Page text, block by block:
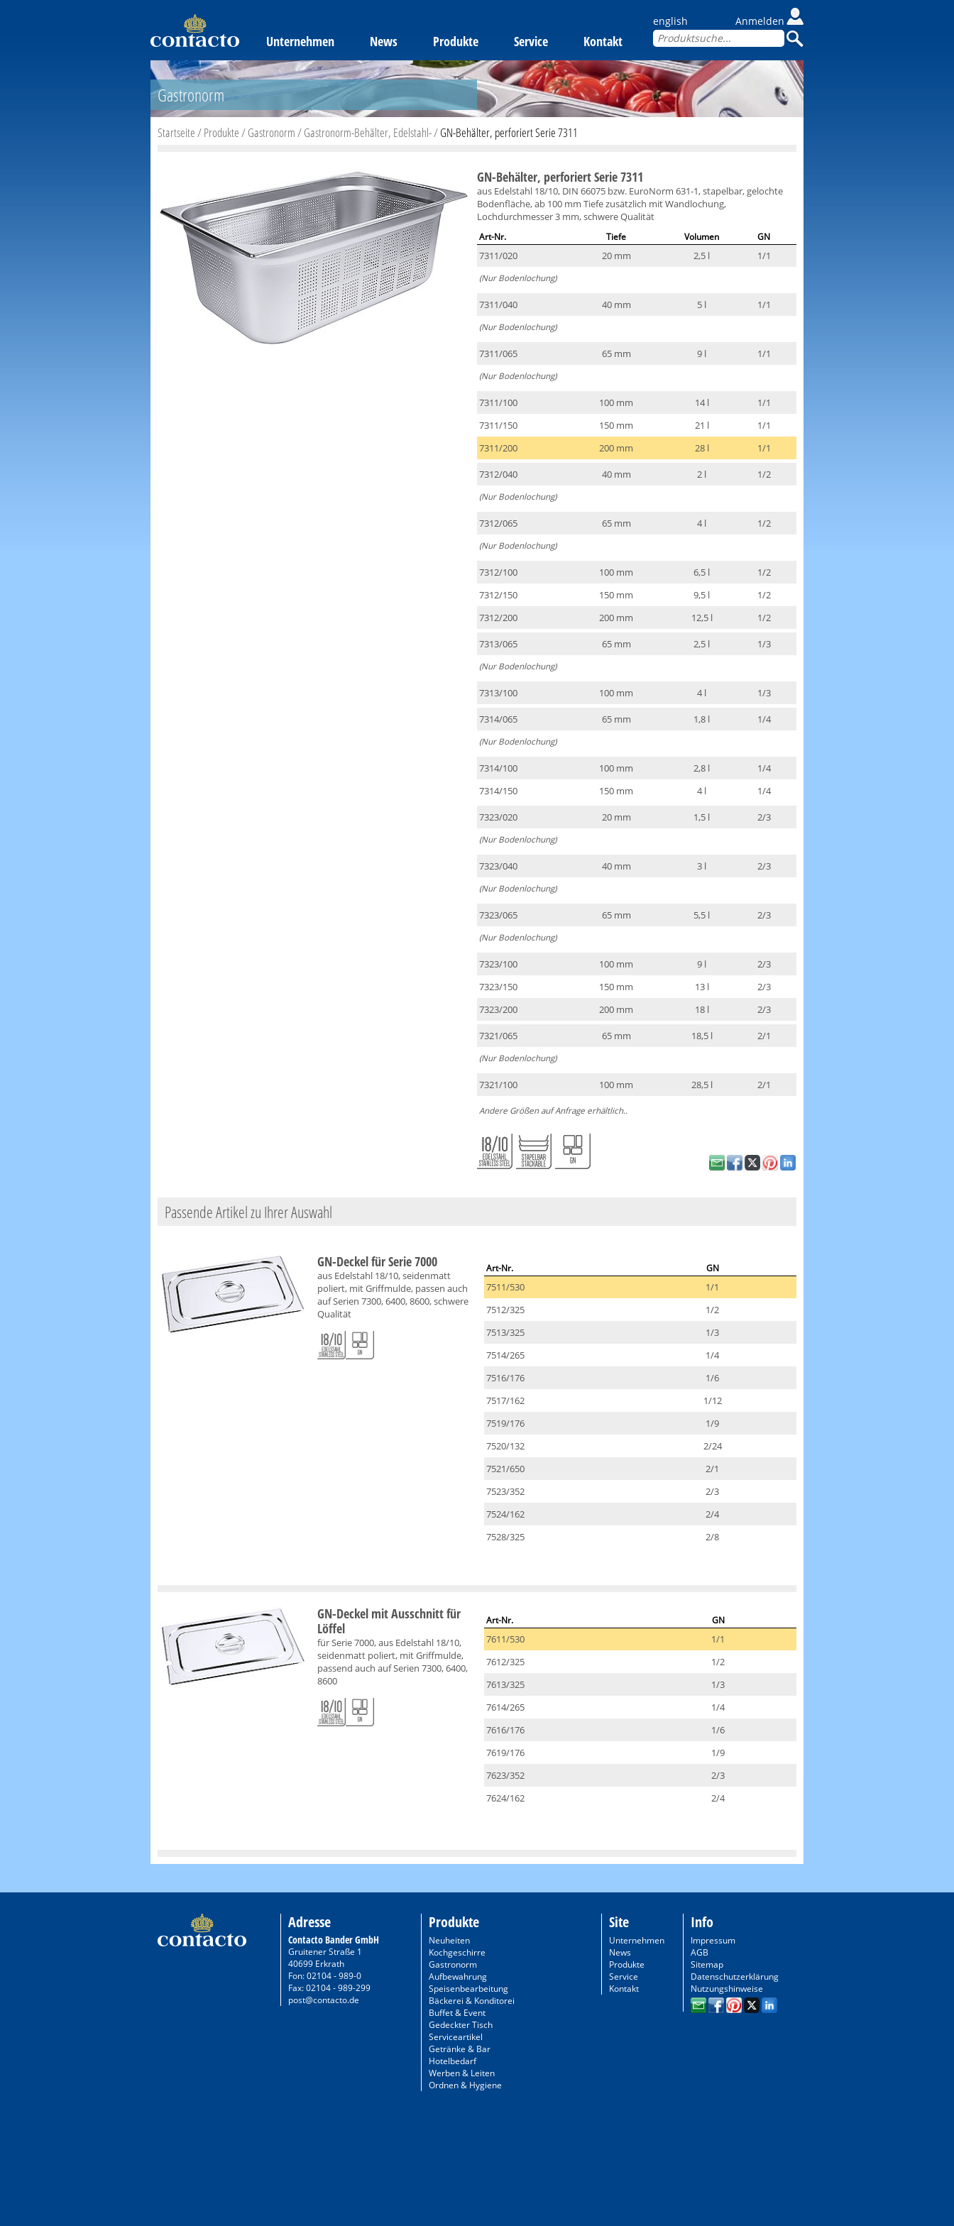
Unternehmen News Produkte Service Kontakt
english Anmelden
Gastronorm
Startseite/Produkte/Gastronorm/Gastronorm-Behälter, Edelstahl-/GN-Behälter, perforiert Serie 7311
GN-Behälter, perforiert Serie 7311
aus Edelstahl 18/10, DIN 66075 bzw. EuroNorm 631-1, stapelbar, gelochte
Bodenfläche, ab 100 mm Tiefe zusätzlich mit Wandlochung,
Lochdurchmesser 3 mm, schwere Qualität
Art-Nr. Tiefe Volumen GN
7311/020 20 mm 2,5 l 1/1
(Nur Bodenlochung)
7311/040 40 mm 5 l 1/1
(Nur Bodenlochung)
7311/065 65 mm 9 l 1/1
(Nur Bodenlochung)
7311/100 100 mm 14 l
1/1
7311/150
150 mm 21 l
1/1
7311/200
200 mm 28 l 1/1
7312/040 40 mm 2 l 1/2
(Nur Bodenlochung)
7312/065 65 mm 4 l 1/2
(Nur Bodenlochung)
7312/100 100 mm 6,5 l
1/2
7312/150
150 mm 9,5 l
1/2
7312/200
200 mm 12,5 l 1/2
7313/065 65 mm 2,5 l 1/3
(Nur Bodenlochung)
7313/100 100 mm 4 l 1/3
7314/065 65 mm 1,8 l 1/4
(Nur Bodenlochung)
7314/100 100 mm 2,8 l
1/4
7314/150
150 mm 4 l 1/4
7323/020 20 mm 1,5 l 2/3
(Nur Bodenlochung)
7323/040 40 mm 3 l 2/3
(Nur Bodenlochung)
7323/065 65 mm 5,5 l 2/3
(Nur Bodenlochung)
7323/100 100 mm 9 l
2/3
7323/150
150 mm 13 l
2/3
7323/200
200 mm 18 l 2/3
7321/065 65 mm 18,5 l 2/1
(Nur Bodenlochung)
7321/100 100 mm 28,5 l 2/1
Andere Größen auf Anfrage erhältlich..
Passende Artikel zu Ihrer Auswahl
GN-Deckel für Serie 7000
aus Edelstahl 18/10, seidenmatt
poliert, mit Griffmulde, passen auch
auf Serien 7300, 6400, 8600, schwere
Qualität
Art-Nr. GN
7511/530
1/1
7512/325
1/2
7513/325
1/3
7514/265
1/4
7516/176
1/6
7517/162
1/12
7519/176
1/9
7520/132
2/24
7521/650
2/1
7523/352
2/3
7524/162
2/4
7528/325
2/8
GN-Deckel mit Ausschnitt für
Löffel
für Serie 7000, aus Edelstahl 18/10,
seidenmatt poliert, mit Griffmulde,
passend auch auf Serien 7300, 6400,
8600
Art-Nr. GN
7611/530
1/1
7612/325
1/2
7613/325
1/3
7614/265
1/4
7616/176
1/6
7619/176
1/9
7623/352
2/3
7624/162
2/4
Adresse
Contacto Bander GmbH
Gruitener Straße 1
40699 Erkrath
Fon: 02104 - 989-0
Fax: 02104 - 989-299
post@contacto.de
Produkte
Neuheiten
Kochgeschirre
Gastronorm
Aufbewahrung
Speisenbearbeitung
Bäckerei & Konditorei
Buffet & Event
Gedeckter Tisch
Serviceartikel
Getränke & Bar
Hotelbedarf
Werben & Leiten
Ordnen & Hygiene
Site
Unternehmen
News
Produkte
Service
Kontakt
Info
Impressum
AGB
Sitemap
Datenschutzerklärung
Nutzungshinweise